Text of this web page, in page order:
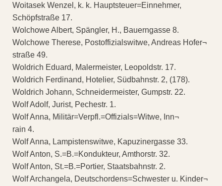
Woitasek Wenzel, k. k. Hauptsteuer=Einnehmer,
Schöpfstraße 17.
Wolchowe Albert, Spängler, H., Bauerngasse 8.
Wolchowe Therese, Postoffizialswitwe, Andreas Hofer¬
straße 49.
Woldrich Eduard, Malermeister, Leopoldstr. 17.
Woldrich Ferdinand, Hotelier, Südbahnstr. 2, (178).
Woldrich Johann, Schneidermeister, Gumpstr. 22.
Wolf Adolf, Jurist, Pechestr. 1.
Wolf Anna, Militär=Verpfl.=Offizials=Witwe, Inn¬
rain 4.
Wolf Anna, Lampistenswitwe, Kapuzinergasse 33.
Wolf Anton, S.=B.=Kondukteur, Amthorstr. 32.
Wolf Anton, St.=B.=Portier, Staatsbahnstr. 2.
Wolf Archangela, Deutschordens=Schwester u. Kinder¬